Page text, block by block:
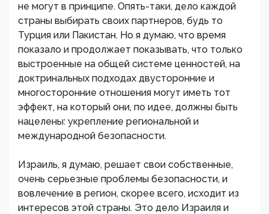
не могут в принципе. Опять-таки, дело каждой
страны выбирать своих партнеров, будь то
Турция или Пакистан. Но я думаю, что время
показало и продолжает показывать, что только
выстроенные на общей системе ценностей, на
доктринальных подходах двусторонние и
многосторонние отношения могут иметь тот
эффект, на который они, по идее, должны быть
нацелены: укрепление региональной и
международной безопасности.
Израиль, я думаю, решает свои собственные,
очень серьезные проблемы безопасности, и
вовлечение в регион, скорее всего, исходит из
интересов этой страны. Это дело Израиля и